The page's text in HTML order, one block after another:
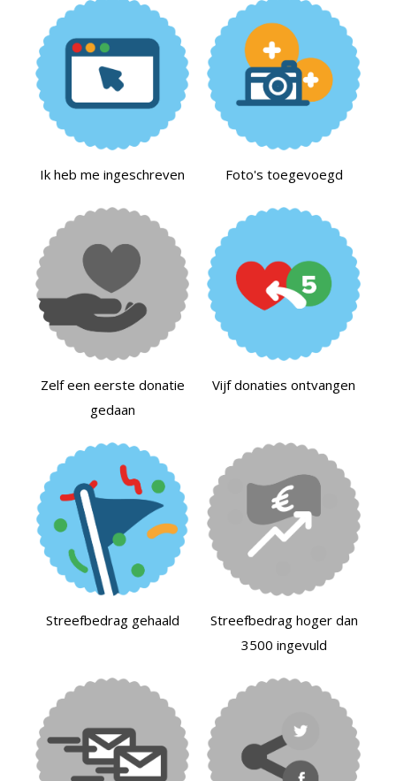
Ik heb me ingeschreven Foto's toegevoegd
Zelf een eerste donatie
gedaan
Vijf donaties ontvangen
Streefbedrag gehaald
Streefbedrag hoger dan
3500 ingevuld